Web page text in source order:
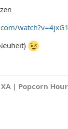
| Popcorn